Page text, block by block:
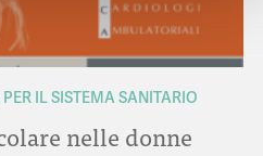
IL SISTEMA SANITARIO
nelle donne